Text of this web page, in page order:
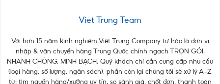
Viet Trung Team
Với hơn 15 năm kinh nghiệm.Việt Trung Company tự hào là đơn vị
nhập & vận chuyển hàng Trung Quốc chính ngạch TRỌN GÓI,
NHANH CHÓNG, MINH BẠCH. Quý khách chỉ cần cung cấp nhu cầu
(loại hàng, số lượng, ngân sách), phần còn lại chúng tôi sẽ xử lý A–Z
từ: tìm nguồn hàng/xưởng uy tín, so sánh giá, chốt đơn, thanh toán